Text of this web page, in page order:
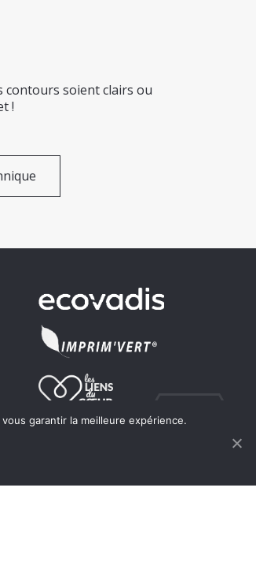
contours soient clairs ou
!
garantir la meilleure expérience.